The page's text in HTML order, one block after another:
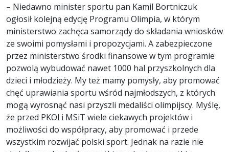
– Niedawno minister sportu pan Kamil Bortniczuk
ogłosił kolejną edycję Programu Olimpia, w którym
ministerstwo zachęca samorządy do składania wniosków
ze swoimi pomysłami i propozycjami. A zabezpieczone
przez ministerstwo środki finansowe w tym programie
pozwolą wybudować nawet 1000 hal przyszkolnych dla
dzieci i młodzieży. My też mamy pomysły, aby promować
chęć uprawiania sportu wśród najmłodszych, z których
mogą wyrosnąć nasi przyszli medaliści olimpijscy. Myślę,
że przed PKOl i MSiT wiele ciekawych projektów i
możliwości do współpracy, aby promować i przede
wszystkim rozwijać polski sport. Jednak na razie nie